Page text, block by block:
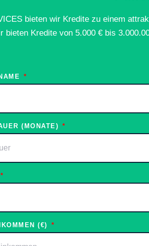
bieten wir Kredite zu einem
bieten Kredite von 5.000 € bis
(MONATE)
(€)